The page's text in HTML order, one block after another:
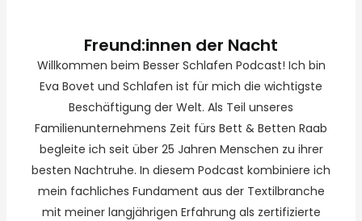
Freund:innen der Nacht
Willkommen beim Besser Schlafen Podcast! Ich bin
Eva Bovet und Schlafen ist für mich die wichtigste
Beschäftigung der Welt. Als Teil unseres
Familienunternehmens Zeit fürs Bett & Betten Raab
begleite ich seit über 25 Jahren Menschen zu ihrer
besten Nachtruhe. In diesem Podcast kombiniere ich
mein fachliches Fundament aus der Textilbranche
mit meiner langjährigen Erfahrung als zertifizierte